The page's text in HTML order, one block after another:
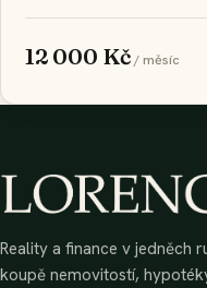
12 000 Kč/ měsíc
Reality a finance v jedněch
koupě nemovitostí,